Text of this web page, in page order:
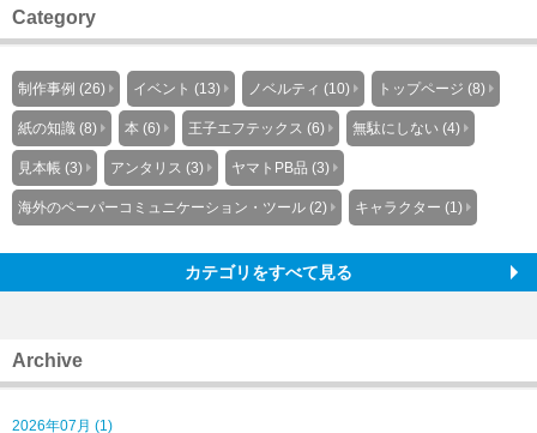
Category
制作事例 (26) イベント (13) ノベルティ (10) トップページ (8)
紙の知識 (8) 本 (6) 王子エフテックス (6) 無駄にしない (4)
見本帳 (3) アンタリス (3) ヤマトPB品 (3)
海外のペーパーコミュニケーション・ツール (2) キャラクター (1)
カテゴリをすべて見る
Archive
2026年07月 (1)